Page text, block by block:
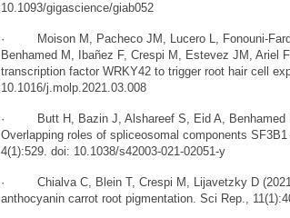
10.1093/gigascience/giab052
· Moison M, Pacheco JM, Lucero L, Fonouni-
Benhamed M, Ibañez F, Crespi M, Estevez JM, Ariel
transcription factor WRKY42 to trigger root hair cell
10.1016/j.molp.2021.03.008
· Butt H, Bazin J, Alshareef S, Eid A, Benhamed
Overlapping roles of spliceosomal components
4(1):529. doi: 10.1038/s42003-021-02051-y
· Chialva C, Blein T, Crespi M, Lijavetzky D
anthocyanin carrot root pigmentation. Sci Rep.,